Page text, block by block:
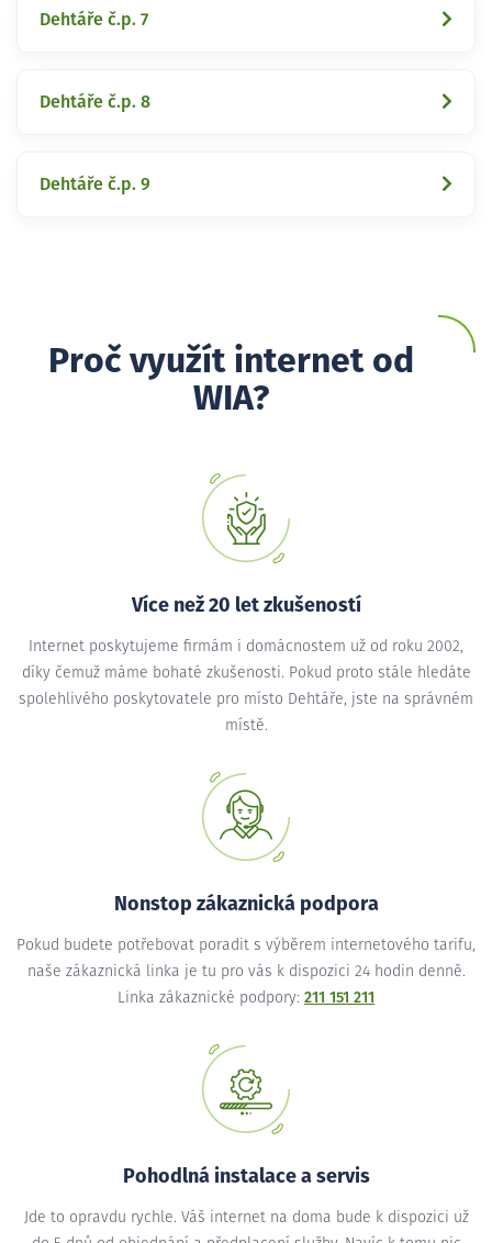
Dehtáře č.p. 7
Dehtáře č.p. 8
Dehtáře č.p. 9
Proč využít internet od
WIA?
Více než 20 let zkušeností
Internet poskytujeme firmám i domácnostem už od roku 2002,
díky čemuž máme bohaté zkušenosti. Pokud proto stále hledáte
spolehlivého poskytovatele pro místo Dehtáře, jste na správném
místě.
Nonstop zákaznická podpora
Pokud budete potřebovat poradit s výběrem internetového tarifu,
naše zákaznická linka je tu pro vás k dispozici 24 hodin denně.
Linka zákaznické podpory: 211 151 211
Pohodlná instalace a servis
Jde to opravdu rychle. Váš internet na doma bude k dispozici už